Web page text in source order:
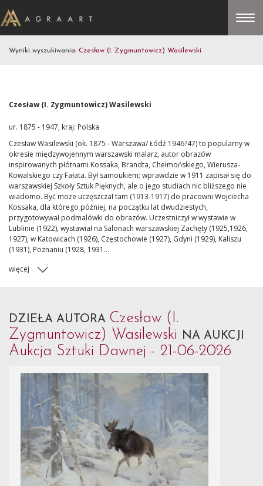
Wyniki wyszukiwania: Czesław (I. Zygmuntowicz) Wasilewski
Czesław (I. Zygmuntowicz) Wasilewski
ur. 1875 - 1947, kraj: Polska
Czesław Wasilewski (ok. 1875 - Warszawa/ Łódź 1946?47) to popularny w
okresie międzywojennym warszawski malarz, autor obrazów
inspirowanych płótnami Kossaka, Brandta, Chełmońskiego, Wierusza-
Kowalskiego czy Fałata. Był samoukiem; wprawdzie w 1911 zapisał się do
warszawskiej Szkoły Sztuk Pięknych, ale o jego studiach nic bliższego nie
wiadomo. Być może uczęszczał tam (1913-1917) do pracowni Wojciecha
Kossaka, dla którego później, na początku lat dwudziestych,
przygotowywał podmalówki do obrazów. Uczestniczył w wystawie w
Lublinie (1922), wystawiał na Salonach warszawskiej Zachęty (1925,1926,
1927), w Katowicach (1926), Częstochowie (1927), Gdyni (1929), Kaliszu
(1931), Poznaniu (1928, 1931...
więcej
DZIEŁA AUTORA Czesław (I.
Zygmuntowicz) Wasilewski NA AUKCJI
Aukcja Sztuki Dawnej - 21-06-2026